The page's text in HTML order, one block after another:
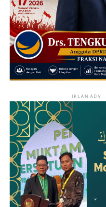
IKLAN ADV